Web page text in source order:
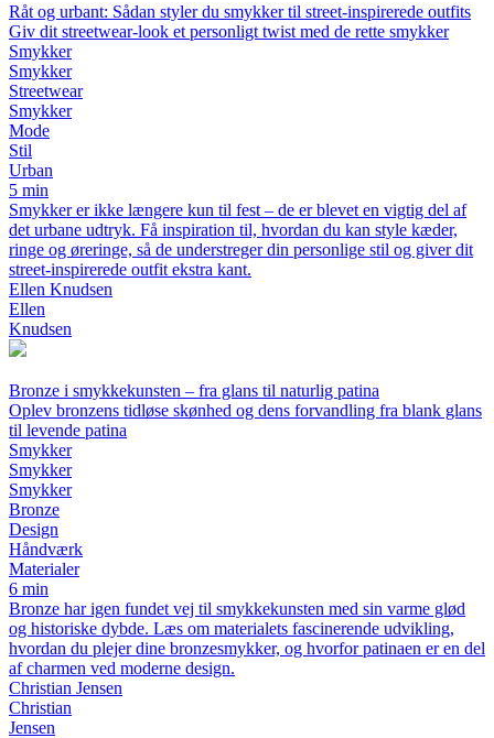
Råt og urbant: Sådan styler du smykker til street-inspirerede outfits
Giv dit streetwear-look et personligt twist med de rette smykker
Smykker
Smykker
Streetwear
Smykker
Mode
Stil
Urban
5 min
Smykker er ikke længere kun til fest – de er blevet en vigtig del af
det urbane udtryk. Få inspiration til, hvordan du kan style kæder,
ringe og øreringe, så de understreger din personlige stil og giver dit
street-inspirerede outfit ekstra kant.
Ellen Knudsen
Ellen
Knudsen
Bronze i smykkekunsten – fra glans til naturlig patina
Oplev bronzens tidløse skønhed og dens forvandling fra blank glans
til levende patina
Smykker
Smykker
Smykker
Bronze
Design
Håndværk
Materialer
6 min
Bronze har igen fundet vej til smykkekunsten med sin varme glød
og historiske dybde. Læs om materialets fascinerende udvikling,
hvordan du plejer dine bronzesmykker, og hvorfor patinaen er en del
af charmen ved moderne design.
Christian Jensen
Christian
Jensen